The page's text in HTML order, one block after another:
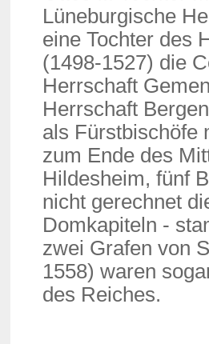
Lüneburgische
eine Tochter des
(1498-1527) die
Herrschaft
Herrschaft
als Fürstbischöfe
zum Ende des
Hildesheim, fünf
nicht gerechnet
Domkapiteln -
zwei Grafen von
1558) waren
des Reiches.